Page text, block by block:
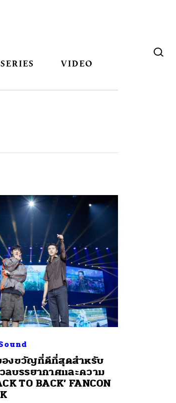
SERIES VIDEO
องขวัญที่ดีที่สุดสำหรับ
ลบรรยากาศและความ
TO BACK’ FANCON